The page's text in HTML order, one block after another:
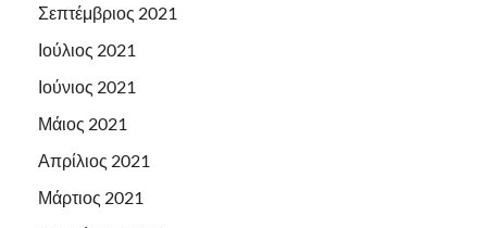
Σεπτέμβριος 2021
Ιούλιος 2021
Ιούνιος 2021
Μάιος 2021
Απρίλιος 2021
Μάρτιος 2021